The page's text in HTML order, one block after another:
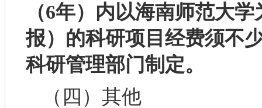
（6年）内以海南师范大
报）的科研项目经费须不
科研管理部门制定。
（四）其他